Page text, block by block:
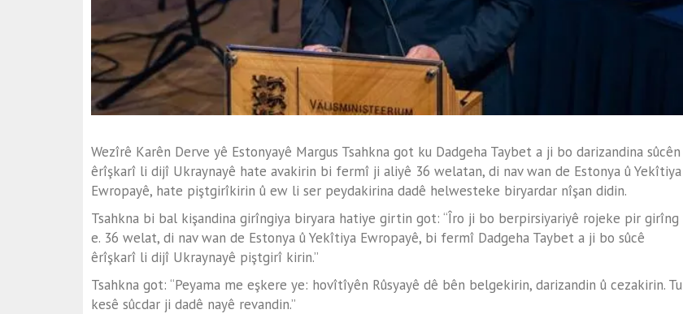
Wezîrê Karên Derve yê Estonyayê Margus Tsahkna got ku Dadgeha Taybet a ji bo darizandina sûcên
êrîşkarî li dijî Ukraynayê hate avakirin bi fermî ji aliyê 36 welatan, di nav wan de Estonya û Yekîtiya
Ewropayê, hate piştgirîkirin û ew li ser peydakirina dadê helwesteke biryardar nîşan didin.
Tsahkna bi bal kişandina girîngiya biryara hatiye girtin got: “Îro ji bo berpirsiyariyê rojeke pir girîng
e. 36 welat, di nav wan de Estonya û Yekîtiya Ewropayê, bi fermî Dadgeha Taybet a ji bo sûcê
êrîşkarî li dijî Ukraynayê piştgirî kirin.”
Tsahkna got: “Peyama me eşkere ye: hovîtîyên Rûsyayê dê bên belgekirin, darizandin û cezakirin. Tu
kesê sûcdar ji dadê nayê revandin.”